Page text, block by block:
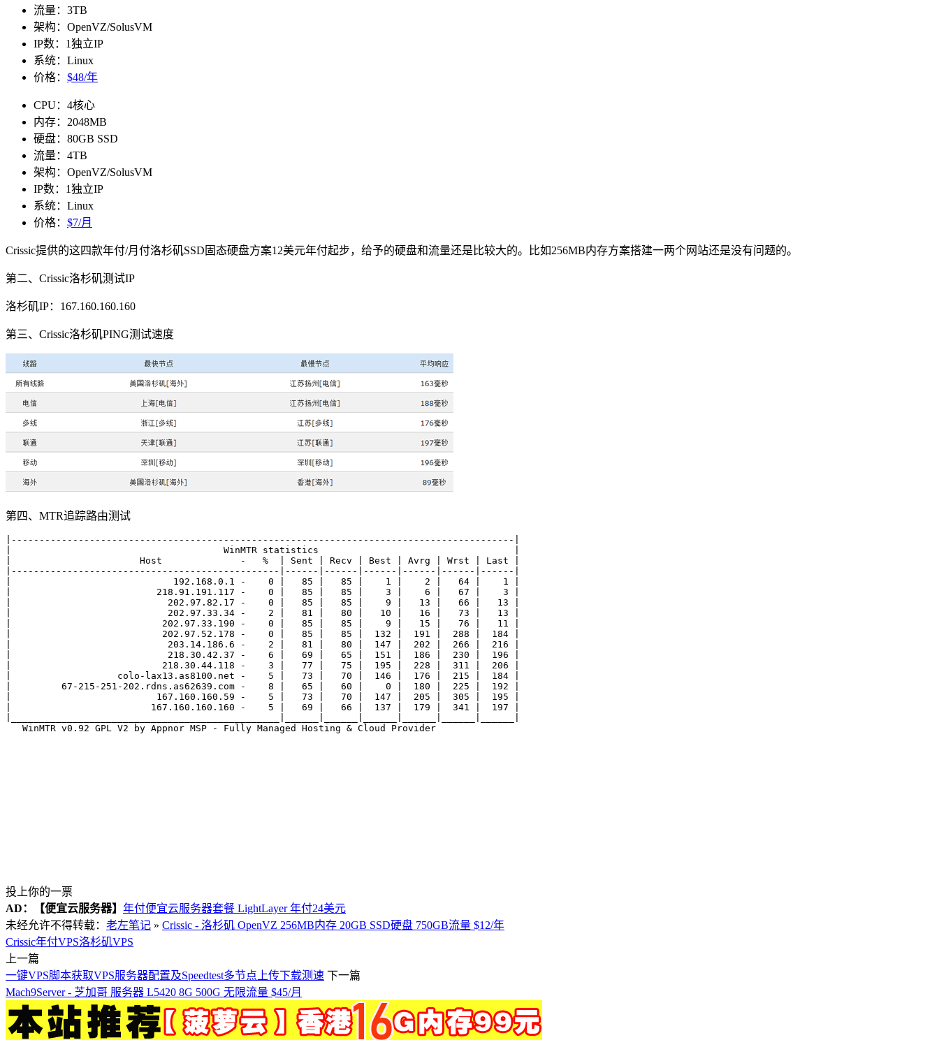
流量：3TB
架构：OpenVZ/SolusVM
IP数：1独立IP
系统：Linux
价格： $48/年
CPU：4核心
内存：2048MB
硬盘：80GB SSD
流量：4TB
架构：OpenVZ/SolusVM
IP数：1独立IP
系统：Linux
价格： $7/月
Crissic提供的这四款年付/月付洛杉矶SSD固态硬盘方案12美元年付起步，给予的硬盘和流量还是比较大的。比如256MB内存方案搭建一两个网站还是没有问题的。
第二、Crissic洛杉矶测试IP
洛杉矶IP：167.160.160.160
第三、Crissic洛杉矶PING测试速度
第四、MTR追踪路由测试
|------------------------------------------------------------------------------------------|
|                                      WinMTR statistics                                   |
|                       Host              -   %  | Sent | Recv | Best | Avrg | Wrst | Last |
|------------------------------------------------|------|------|------|------|------|------|
|                             192.168.0.1 -    0 |   85 |   85 |    1 |    2 |   64 |    1 |
|                          218.91.191.117 -    0 |   85 |   85 |    3 |    6 |   67 |    3 |
|                            202.97.82.17 -    0 |   85 |   85 |    9 |   13 |   66 |   13 |
|                            202.97.33.34 -    2 |   81 |   80 |   10 |   16 |   73 |   13 |
|                           202.97.33.190 -    0 |   85 |   85 |    9 |   15 |   76 |   11 |
|                           202.97.52.178 -    0 |   85 |   85 |  132 |  191 |  288 |  184 |
|                            203.14.186.6 -    2 |   81 |   80 |  147 |  202 |  266 |  216 |
|                            218.30.42.37 -    6 |   69 |   65 |  151 |  186 |  230 |  196 |
|                           218.30.44.118 -    3 |   77 |   75 |  195 |  228 |  311 |  206 |
|                   colo-lax13.as8100.net -    5 |   73 |   70 |  146 |  176 |  215 |  184 |
|         67-215-251-202.rdns.as62639.com -    8 |   65 |   60 |    0 |  180 |  225 |  192 |
|                          167.160.160.59 -    5 |   73 |   70 |  147 |  205 |  305 |  195 |
|                         167.160.160.160 -    5 |   69 |   66 |  137 |  179 |  341 |  197 |
投上你的一票
AD：
【便宜云服务器】 年付便宜云服务器套餐 LightLayer 年付24美元
未经允许不得转载： 老左笔记 » Crissic - 洛杉矶 OpenVZ 256MB内存 20GB SSD硬盘 750GB流量 $12/年
Crissic年付VPS洛杉矶VPS
上一篇
一键VPS脚本获取VPS服务器配置及Speedtest多节点上传下载测速 下一篇
Mach9Server - 芝加哥 服务器 L5420 8G 500G 无限流量 $45/月